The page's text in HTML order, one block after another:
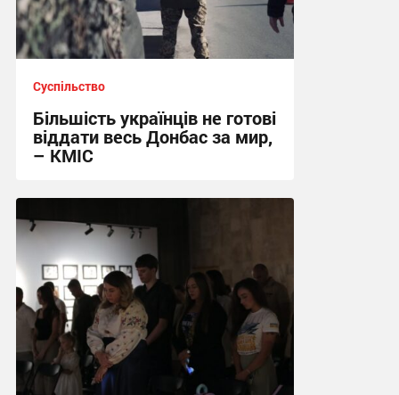
Суспільство
Більшість українців не готові
віддати весь Донбас за мир,
– КМІС
21:43 вчора